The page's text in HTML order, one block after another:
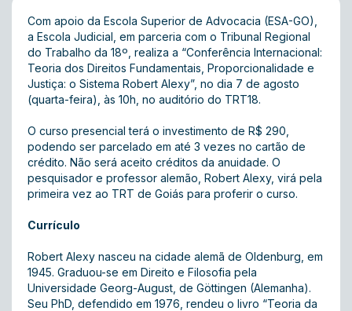
Com apoio da Escola Superior de Advocacia (ESA-GO),
a Escola Judicial, em parceria com o Tribunal Regional
do Trabalho da 18º, realiza a “Conferência Internacional:
Teoria dos Direitos Fundamentais, Proporcionalidade e
Justiça: o Sistema Robert Alexy”, no dia 7 de agosto
(quarta-feira), às 10h, no auditório do TRT18.
O curso presencial terá o investimento de R$ 290,
podendo ser parcelado em até 3 vezes no cartão de
crédito. Não será aceito créditos da anuidade. O
pesquisador e professor alemão, Robert Alexy, virá pela
primeira vez ao TRT de Goiás para proferir o curso.
Currículo
Robert Alexy nasceu na cidade alemã de Oldenburg, em
1945. Graduou-se em Direito e Filosofia pela
Universidade Georg-August, de Göttingen (Alemanha).
Seu PhD, defendido em 1976, rendeu o livro “Teoria da